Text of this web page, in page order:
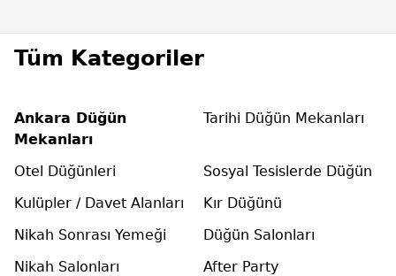
Tüm Kategoriler
Ankara Düğün
Mekanları
Tarihi Düğün Mekanları
Otel Düğünleri
Sosyal Tesislerde Düğün
Kulüpler / Davet Alanları
Kır Düğünü
Nikah Sonrası Yemeği
Düğün Salonları
Nikah Salonları
After Party